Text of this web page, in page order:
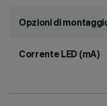
Opzioni di
Corrente LED (mA)